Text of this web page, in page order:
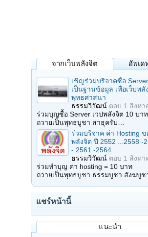
จากเว็บพลังจิต อัพเด
เชิญร่วมบริจาคซื้อ
เป็นฐานข้อมูล เพื่อเว็บพลั
พุทธศาสนา
ธรรมวิวัฒน์ ตอบ 1 สิงหา
ร่วมบุญซื้อ Server เวปพลังจิต 10 บาท
ถวายเป็นพุทธบูชา สาธุครับ…
ร่วมบริจาค ค่า Hosting ข
พลังจิต ปี 2552 ...2558 -
- 2561 -2564
ธรรมวิวัฒน์ ตอบ 1 สิงหา
ร่วมทำบุญ ค่า hosting = 10 บาท
ถวายเป็นพุทธบูชา ธรรมบูชา สังฆบูช
แชร์หน้านี้
แนะนำ